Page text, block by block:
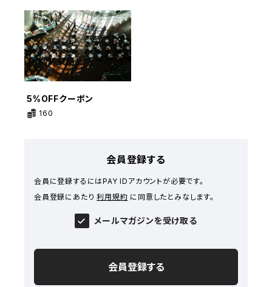
5%OFFクーポン
160
会員登録する
会員に登録するにはPAY IDアカウントが必要です。
会員登録にあたり利用規約 に同意したとみなします。
メールマガジンを受け取る
会員登録する